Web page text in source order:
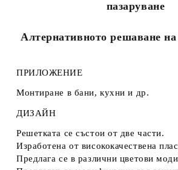
пазаруване
Алтернативното решаване на
ПРИЛОЖЕНИЕ
Монтиране в бани, кухни и др.
ДИЗАЙН
Решетката се състои от две части.
Изработена от висококачествена
Предлага се в различни цветови